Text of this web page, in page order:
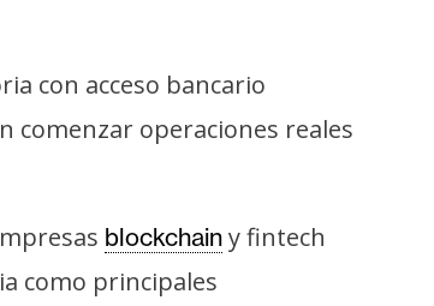
con acceso bancario
comenzar operaciones reales
blockchain y fintech
como principales